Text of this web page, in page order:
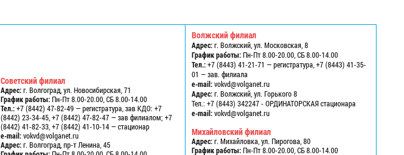
Советский филиал
Адрес:г. Волгоград, ул. Новосибирская, 71
График работы:Пн-Пт 8.00-20.00, СБ 8.00-14.00
Тел.:+7 (8442) 47-82-49 — регистратура, зав КДО: +7
(8442) 23-34-45, +7 (8442) 47-82-47 — зав филиалом; +7
(8442) 41-82-33, +7 (8442) 41-10-14 — стационар
e-mail:vokvd@volganet.ru
Адрес:г. Волгоград, пр-т Ленина, 45
Волжский филиал
Адрес:г. Волжский, ул. Московская, 8
График работы:Пн-Пт 8.00-20.00, СБ 8.00-14.00
Тел.:+7 (8443) 41-21-71 — регистратура, +7 (8443) 41-35-
01 — зав. филиала
e-mail:vokvd@volganet.ru
Адрес:г. Волжский, ул. Горького 8
Тел.: +7 (8443) 342247 - ОРДИНАТОРСКАЯ стационара
e-mail:vokvd@volganet.ru
Михайловский филиал
Адрес:г. Михайловка, ул. Пирогова, 80
График работы:Пн-Пт 8.00-20.00, СБ 8.00-14.00